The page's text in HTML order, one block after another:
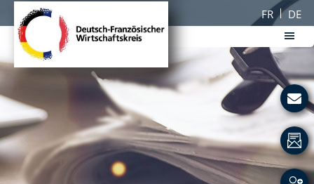
contenu
principal
pied
page
FR DE
DFWK
Deutsch-
Wirtschaftskreis